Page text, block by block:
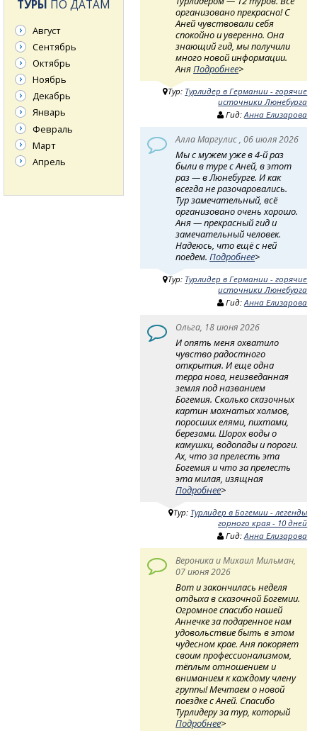
организовано прекрасно! С
Аней чувствовали себя
спокойно и уверенно. Она
знающий гид, мы получили
много новой информации.
АняПодробнее>
Тур: Турлидер в Германии - горячие
источники Люнебурга
Гид:Анна Елизарова
Алла Маргулис , 06 июля 2026
Мы с мужем уже в 4-й раз
были в туре с Аней, в этот
раз — в Люнебурге. И как
всегда не разочаровались.
Тур замечательный, всё
организовано очень хорошо.
Аня — прекрасный гид и
замечательный человек.
Надеюсь, что ещё с ней
поедем.Подробнее>
Тур: Турлидер в Германии - горячие
источники Люнебурга
Гид:Анна Елизарова
Ольга, 18 июня 2026
И опять меня охватило
чувство радостного
открытия. И еще одна
терра нова, неизведанная
земля под названием
Богемия. Сколько сказочных
картин мохнатых холмов,
поросших елями, пихтами,
березами. Шорох воды о
камушки, водопады и пороги.
Ах, что за прелесть эта
Богемия и что за прелесть
эта милая, изящная
Подробнее>
Тур: Турлидер в Богемии - легенды
горного края - 10 дней
Гид:Анна Елизарова
Вероника и Михаил Мильман,
07 июня 2026
Вот и закончилась неделя
отдыха в сказочной Богемии.
Огромное спасибо нашей
Аннечке за подаренное нам
удовольствие быть в этом
чудесном крае. Аня покоряет
своим профессионализмом,
тёплым отношением и
вниманием к каждому члену
группы! Мечтаем о новой
поездке с Аней. Спасибо
Турлидеру за тур, который
Подробнее>
ТУРЫ ПО ДАТАМ
Август
Сентябрь
Октябрь
Ноябрь
Декабрь
Январь
Февраль
Март
Апрель